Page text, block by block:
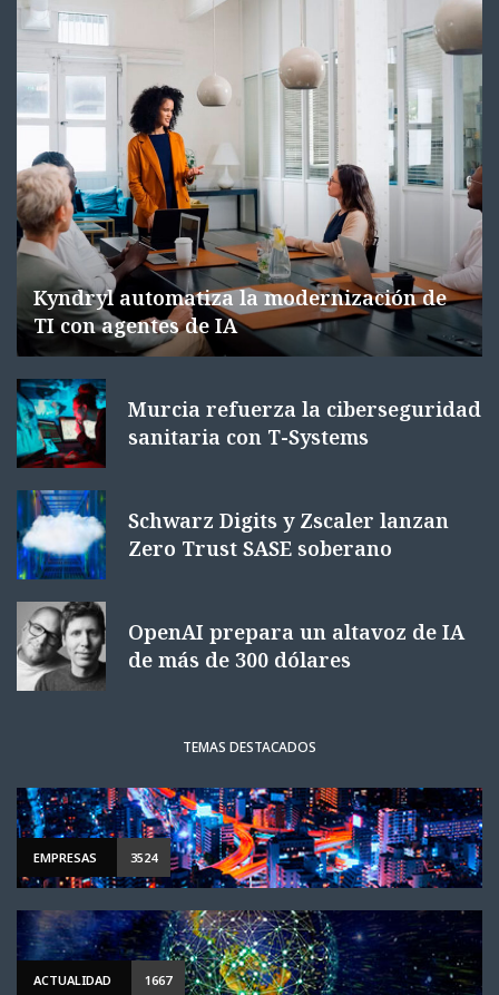
Kyndryl automatiza la modernización de
TI con agentes de IA
Murcia refuerza la ciberseguridad
sanitaria con T-Systems
Schwarz Digits y Zscaler lanzan
Zero Trust SASE soberano
OpenAI prepara un altavoz de IA
de más de 300 dólares
TEMAS DESTACADOS
EMPRESAS 3524
ACTUALIDAD 1667